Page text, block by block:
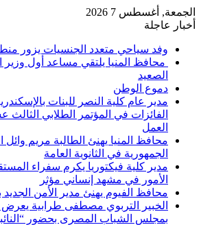
الجمعة, أغسطس 7 2026
أخبار عاجلة
وفد سياحي متعدد الجنسيات يزور
محافظ المنيا يلتقي مساعد أول وزير
الصعيد
دموع الوطن
مدير عام كلية النصر للبنات
الفائزات في المؤتمر الطلابي
العمل
محافظ المنيا يهنئ الطالبة مريم
الجمهورية في الثانوية العامة
مدير كلية فيكتوريا يكرم سفراء
الأمور في مشهد إنساني مؤثر
محافظ الفيوم يهنئ مدير الأمن
الخبير التربوي مصطفى طرابية
بمجلس الشباب المصرى بحضور